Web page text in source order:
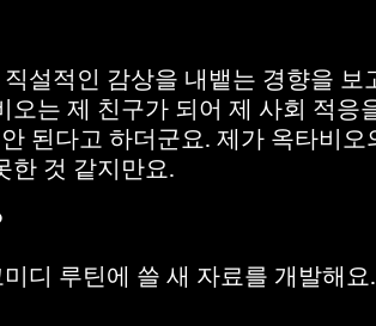
설적인 감상을 내뱉는 경향을
는 제 친구가 되어 제 사회 적
된다고 하더군요. 제가 옥타비
한 것 같지만요.
디 루틴에 쓸 새 자료를 개발해